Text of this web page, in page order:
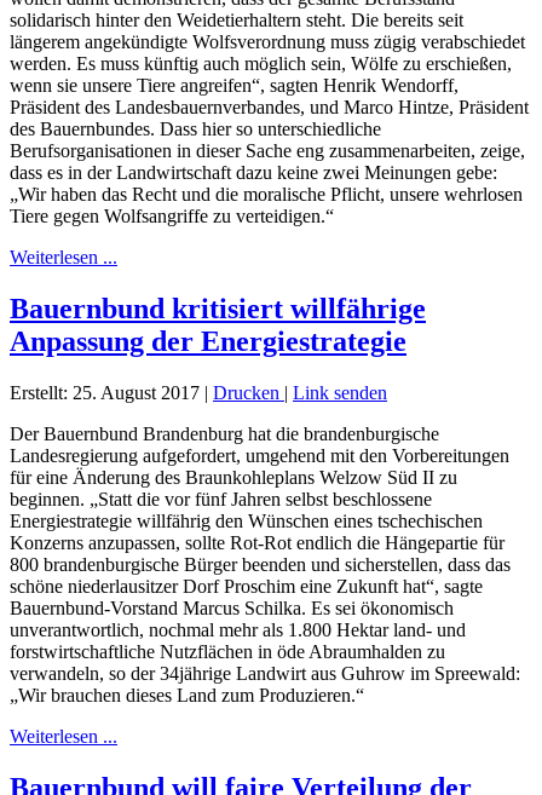
solidarisch hinter den Weidetierhaltern steht. Die bereits seit
längerem angekündigte Wolfsverordnung muss zügig verabschiedet
werden. Es muss künftig auch möglich sein, Wölfe zu erschießen,
wenn sie unsere Tiere angreifen“, sagten Henrik Wendorff,
Präsident des Landesbauernverbandes, und Marco Hintze, Präsident
des Bauernbundes. Dass hier so unterschiedliche
Berufsorganisationen in dieser Sache eng zusammenarbeiten, zeige,
dass es in der Landwirtschaft dazu keine zwei Meinungen gebe:
„Wir haben das Recht und die moralische Pflicht, unsere wehrlosen
Tiere gegen Wolfsangriffe zu verteidigen.“
Weiterlesen ...
Bauernbund kritisiert willfährige
Anpassung der Energiestrategie
Erstellt: 25. August 2017 | Drucken | Link senden
Der Bauernbund Brandenburg hat die brandenburgische
Landesregierung aufgefordert, umgehend mit den Vorbereitungen
für eine Änderung des Braunkohleplans Welzow Süd II zu
beginnen. „Statt die vor fünf Jahren selbst beschlossene
Energiestrategie willfährig den Wünschen eines tschechischen
Konzerns anzupassen, sollte Rot-Rot endlich die Hängepartie für
800 brandenburgische Bürger beenden und sicherstellen, dass das
schöne niederlausitzer Dorf Proschim eine Zukunft hat“, sagte
Bauernbund-Vorstand Marcus Schilka. Es sei ökonomisch
unverantwortlich, nochmal mehr als 1.800 Hektar land- und
forstwirtschaftliche Nutzflächen in öde Abraumhalden zu
verwandeln, so der 34jährige Landwirt aus Guhrow im Spreewald:
„Wir brauchen dieses Land zum Produzieren.“
Weiterlesen ...
Bauernbund will faire Verteilung der